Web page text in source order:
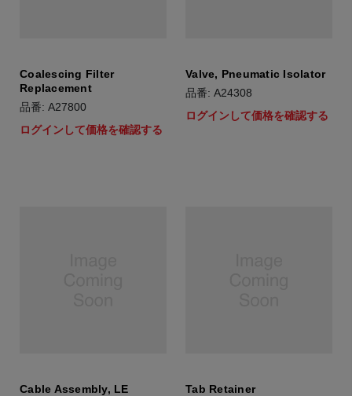
Coalescing Filter
Replacement
品番: A27800
ログインして価格を確認する
Valve, Pneumatic Isolator
品番: A24308
ログインして価格を確認する
Cable Assembly, LE
Tab Retainer